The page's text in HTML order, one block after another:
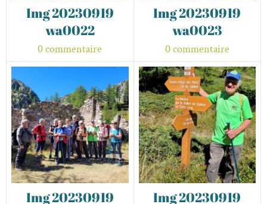
Img 20230919
wa0022
0 commentaire
Img 20230919
wa0023
0 commentaire
Img 20230919
Img 20230919